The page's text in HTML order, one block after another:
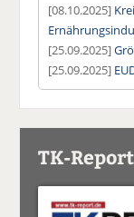
[08.10.2025]
[25.09.2025]
[25.09.2025]
TK-Report